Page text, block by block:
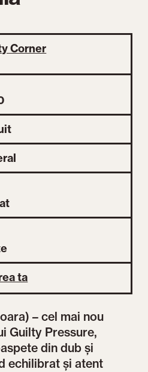
– cel mai nou
Guilty Pressure,
din dub și
echilibrat și atent
Corner
ta